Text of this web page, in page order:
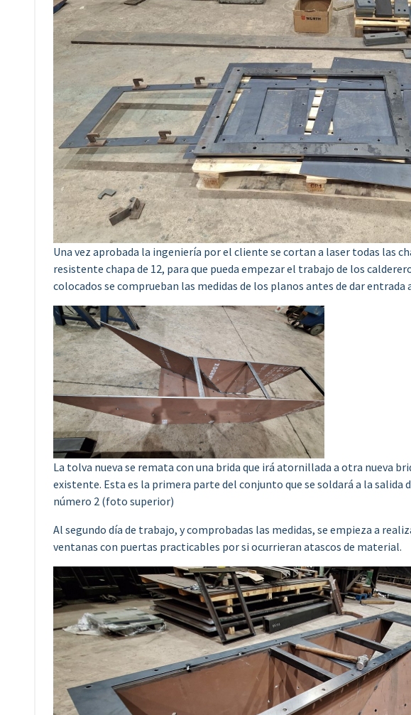
Una vez aprobada la ingeniería por el cliente se cortan a laser todas las
resistente chapa de 12, para que pueda empezar el trabajo de los
colocados se comprueban las medidas de los planos antes de dar entrada
La tolva nueva se remata con una brida que irá atornillada a otra nueva
existente. Esta es la primera parte del conjunto que se soldará a la salida
número 2 (foto superior)
Al segundo día de trabajo, y comprobadas las medidas, se empieza a
ventanas con puertas practicables por si ocurrieran atascos de material.